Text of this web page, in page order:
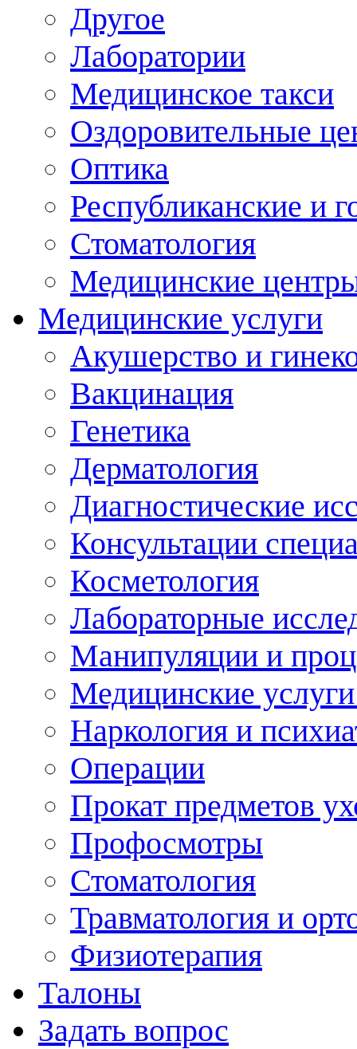
Другое
Лаборатории
Медицинское такси
Оздоровительные
Оптика
Республиканские и
Стоматология
Медицинские
Медицинские услуги
Акушерство и
Вакцинация
Генетика
Дерматология
Диагностические
Консультации
Косметология
Лабораторные
Манипуляции и
Медицинские
Наркология и
Операции
Прокат предметов
Профосмотры
Стоматология
Травматология и
Физиотерапия
Талоны
Задать вопрос